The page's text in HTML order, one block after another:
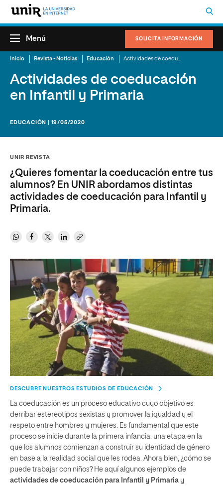
SOLICITA INFORMACIÓN
Menú
Inicio Revista - Noticias Educación
Actividades de coeducación
en Infantil y Primaria
EDUCACIÓN | 19/05/2020
UNIR REVISTA
¿Quieres fomentar la coeducación entre tus
alumnos? En UNIR abordamos distintas
actividades de coeducación para Infantil y
Primaria.
DESCUBRE NUESTROS ESTUDIOS DE EDUCACIÓN
La coeducación es un proceso educativo cuyo objetivo es
derribar estereotipos sexistas y promover la igualdad y el
respeto entre hombres y mujeres. Es fundamental que este
proceso se inicie durante la primera infancia: una etapa en la
que los alumnos comienzan a construir su identidad de género
en base a la realidad social que les rodea. Ahora bien, ¿cómo se
puede trabajar con niños? He aquí algunos ejemplos de
actividades de coeducación para Infantil y Primaria y